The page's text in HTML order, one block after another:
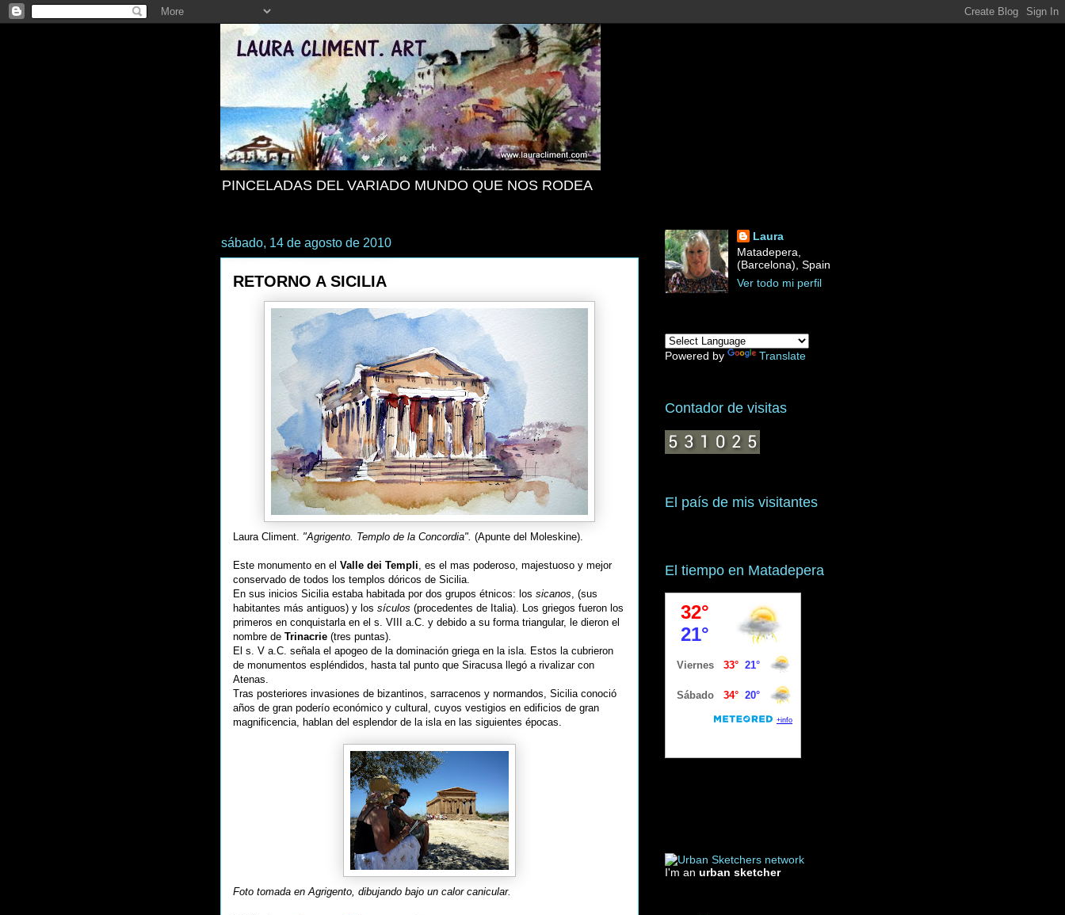
PINCELADAS DEL VARIADO MUNDO QUE NOS RODEA
sábado, 14 de agosto de 2010
RETORNO A SICILIA
Laura Climent. "Agrigento. Templo de la Concordia". (Apunte del Moleskine).
Este monumento en el Valle dei Templi, es el mas poderoso, majestuoso y mejor
conservado de todos los templos dóricos de Sicilia.
En sus inicios Sicilia estaba habitada por dos grupos étnicos: los sicanos, (sus
habitantes más antiguos) y los sículos (procedentes de Italia). Los griegos fueron los
primeros en conquistarla en el s. VIII a.C. y debido a su forma triangular, le dieron el
nombre de Trinacrie (tres puntas).
El s. V a.C. señala el apogeo de la dominación griega en la isla. Estos la cubrieron
de monumentos espléndidos, hasta tal punto que Siracusa llegó a rivalizar con
Atenas.
Tras posteriores invasiones de bizantinos, sarracenos y normandos, Sicilia conoció
años de gran poderío económico y cultural, cuyos vestigios en edificios de gran
magnificencia, hablan del esplendor de la isla en las siguientes épocas.
Foto tomada en Agrigento, dibujando bajo un calor canicular.
Laura
Matadepera,
(Barcelona), Spain
Ver todo mi perfil
Powered by Translate
Contador de visitas
El país de mis visitantes
El tiempo en Matadepera
I'm an urban sketcher